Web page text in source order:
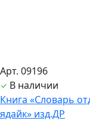
Арт. 09196
В наличии
Книга «Словарь
ядайк» изд.ДР